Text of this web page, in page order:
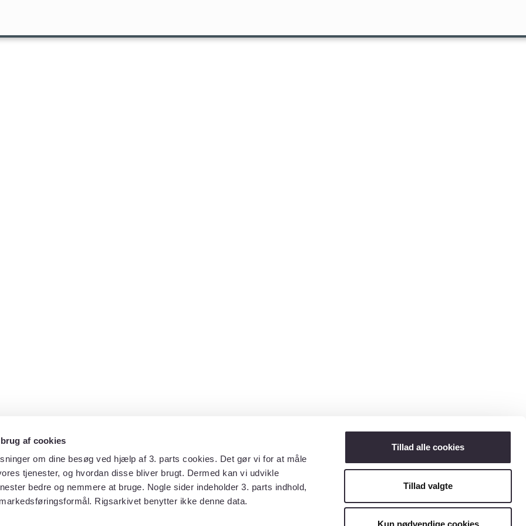
af cookies
om dine besøg ved hjælp af 3. parts cookies. Det gør vi for at måle
tjenester, og hvordan disse bliver brugt. Dermed kan vi udvikle
bedre og nemmere at bruge. Nogle sider indeholder 3. parts indhold,
Rigsarkivet benytter ikke denne data.
Tillad alle cookies
Tillad valgte
Kun nødvendige cookies